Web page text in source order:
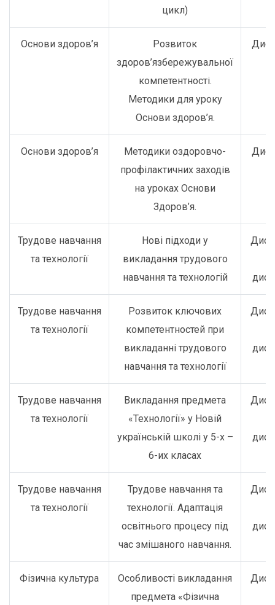
цикл)
Основи здоров’я
Розвиток
здоров’язбережувальної
компетентності.
Методики для уроку
Основи здоров’я.
Основи здоров’я
Методики оздоровчо-
профілактичних заходів
на уроках Основи
Здоров’я.
Трудове навчання
та технології
Нові підходи у
викладання трудового
навчання та технологій
Трудове навчання
та технології
Розвиток ключових
компетентностей при
викладанні трудового
навчання та технології
Трудове навчання
та технології
Викладання предмета
«Технології» у Новій
українській школі у 5-х –
6-их класах
Трудове навчання
та технології
Трудове навчання та
технології. Адаптація
освітнього процесу під
час змішаного навчання.
Фізична культура
Особливості викладання
предмета «Фізична